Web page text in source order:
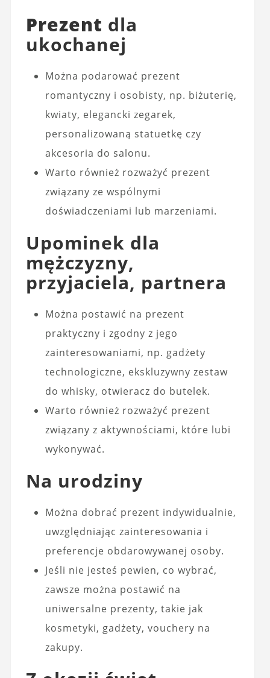
Prezent dla
ukochanej
Można podarować prezent
romantyczny i osobisty, np. biżuterię,
kwiaty, elegancki zegarek,
personalizowaną statuetkę czy
akcesoria do salonu.
Warto również rozważyć prezent
związany ze wspólnymi
doświadczeniami lub marzeniami.
Upominek dla
mężczyzny,
przyjaciela, partnera
Można postawić na prezent
praktyczny i zgodny z jego
zainteresowaniami, np. gadżety
technologiczne, ekskluzywny zestaw
do whisky, otwieracz do butelek.
Warto również rozważyć prezent
związany z aktywnościami, które lubi
wykonywać.
Na urodziny
Można dobrać prezent indywidualnie,
uwzględniając zainteresowania i
preferencje obdarowywanej osoby.
Jeśli nie jesteś pewien, co wybrać,
zawsze można postawić na
uniwersalne prezenty, takie jak
kosmetyki, gadżety, vouchery na
zakupy.